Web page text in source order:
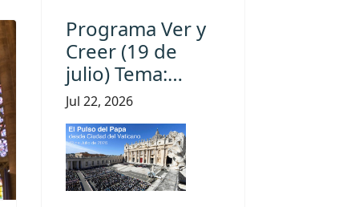
Programa Ver y
Creer (19 de
julio) Tema:…
Jul 22, 2026